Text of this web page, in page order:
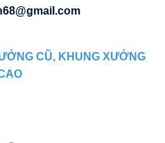
CŨ, KHUNG XƯỞNG